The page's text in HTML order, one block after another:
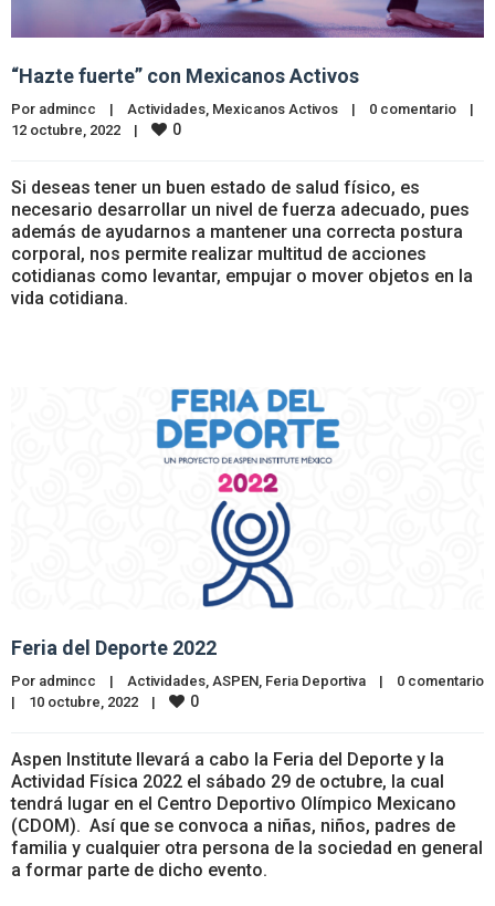
“Hazte fuerte” con Mexicanos Activos
Por admincc | Actividades Mexicanos Activos | 0 comentario
|
12 octubre, 2022 | 0
Si deseas tener un buen estado de salud físico, es
necesario desarrollar un nivel de fuerza adecuado, pues
además de ayudarnos a mantener una correcta postura
corporal, nos permite realizar multitud de acciones
cotidianas como levantar, empujar o mover objetos en la
vida cotidiana.
Feria del Deporte 2022
Por admincc | Actividades, ASPEN, Feria Deportiva |
0 comentario
|
10 octubre, 2022 | 0
Aspen Institute llevará a cabo la Feria del Deporte y la
Actividad Física 2022 el sábado 29 de octubre, la cual
tendrá lugar en el Centro Deportivo Olímpico Mexicano
(CDOM). Así que se convoca a niñas, niños, padres de
familia y cualquier otra persona de la sociedad en general
a formar parte de dicho evento.